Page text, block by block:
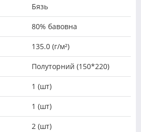
Бязь
80% бавовна
135.0 (г/м²)
Полуторний (150*220)
1 (шт)
1 (шт)
2 (шт)